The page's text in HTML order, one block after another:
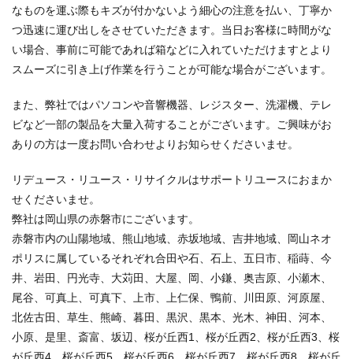
なものを運ぶ際もキズが付かないよう細心の注意を払い、丁寧か
つ迅速に運び出しをさせていただきます。当日お客様に時間がな
い場合、事前に可能であれば箱などに入れていただけますとより
スムーズに引き上げ作業を行うことが可能な場合がございます。
また、弊社ではパソコンや音響機器、レジスター、洗濯機、テレ
ビなど一部の製品を大量入荷することがございます。ご興味がお
ありの方は一度お問い合わせよりお知らせくださいませ。
リデュース・リユース・リサイクルはサポートリユースにおまか
せくださいませ。
弊社は岡山県の赤磐市にございます。
赤磐市内の山陽地域、熊山地域、赤坂地域、吉井地域、岡山ネオ
ポリスに属しているそれぞれ合田や石、石上、五日市、稲蒔、今
井、岩田、円光寺、大苅田、大屋、岡、小鎌、奥吉原、小瀬木、
尾谷、可真上、可真下、上市、上仁保、鴨前、川田原、河原屋、
北佐古田、草生、熊崎、暮田、黒沢、黒本、光木、神田、河本、
小原、是里、斎富、坂辺、桜が丘西1、桜が丘西2、桜が丘西3、桜